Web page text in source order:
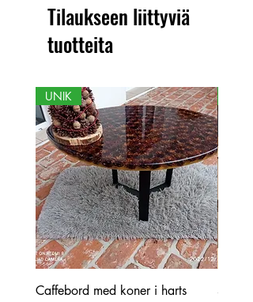
Tilaukseen liittyviä
tuotteita
UNIK
Caffebord med koner i harts
Stor